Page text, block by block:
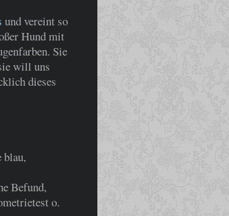
und vereint so
Hund mit
Sie
will uns
dieses
blau,
Befund,
o.